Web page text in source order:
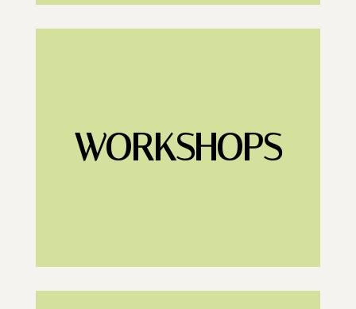
WORKSHOPS